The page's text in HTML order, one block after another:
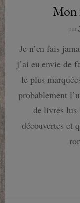
Mon
par
Je n’en fais
j’ai eu envie de
le plus
probablement
de livres lus
découvertes et